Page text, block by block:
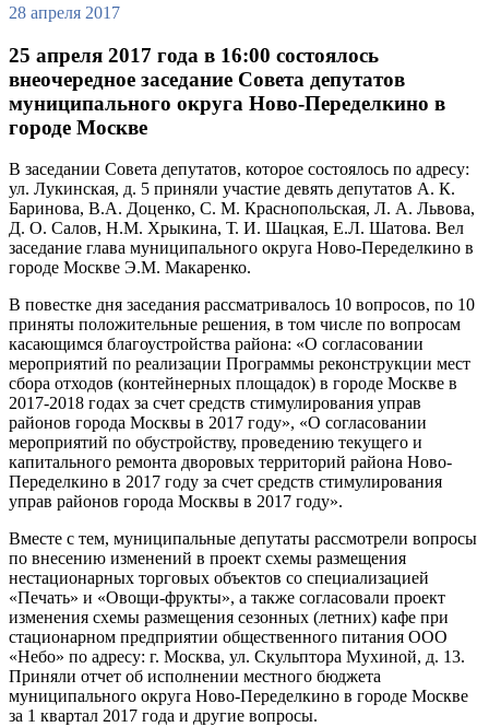
28 апреля 2017
25 апреля 2017 года в 16:00 состоялось
внеочередное заседание Совета депутатов
муниципального округа Ново-Переделкино в
городе Москве
В заседании Совета депутатов, которое состоялось по адресу:
ул. Лукинская, д. 5 приняли участие девять депутатов А. К.
Баринова, В.А. Доценко, С. М. Краснопольская, Л. А. Львова,
Д. О. Салов, Н.М. Хрыкина, Т. И. Шацкая, Е.Л. Шатова. Вел
заседание глава муниципального округа Ново-Переделкино в
городе Москве Э.М. Макаренко.
В повестке дня заседания рассматривалось 10 вопросов, по 10
приняты положительные решения, в том числе по вопросам
касающимся благоустройства района: «О согласовании
мероприятий по реализации Программы реконструкции мест
сбора отходов (контейнерных площадок) в городе Москве в
2017-2018 годах за счет средств стимулирования управ
районов города Москвы в 2017 году», «О согласовании
мероприятий по обустройству, проведению текущего и
капитального ремонта дворовых территорий района Ново-
Переделкино в 2017 году за счет средств стимулирования
управ районов города Москвы в 2017 году».
Вместе с тем, муниципальные депутаты рассмотрели вопросы
по внесению изменений в проект схемы размещения
нестационарных торговых объектов со специализацией
«Печать» и «Овощи-фрукты», а также согласовали проект
изменения схемы размещения сезонных (летних) кафе при
стационарном предприятии общественного питания ООО
«Небо» по адресу: г. Москва, ул. Скульптора Мухиной, д. 13.
Приняли отчет об исполнении местного бюджета
муниципального округа Ново-Переделкино в городе Москве
за 1 квартал 2017 года и другие вопросы.